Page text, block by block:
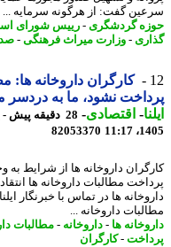
گفت: از هرگونه سرمایه ...
گردشگری- رییس شورای
- وزارت میراث فرهنگی-صدور
کارگران داروخانه ها:
نشود، ما به دردسر می
-اقتصادی-
82053370
داروخانه ها از شرایط به وجود
مطالبات داروخانه ها انتقاد
ها در تماس با خبرنگار
داروخانه ...
ها- داروخانه-مطالبات
-کارگران